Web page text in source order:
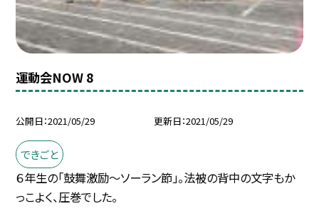
運動会NOW 8
公開日 2021/05/29 更新日 2021/05/29
できごと
６年生の「鼓舞激励〜ソーラン節」。法被の背中の文字もか
っこよく、圧巻でした。